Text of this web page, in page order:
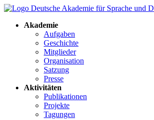
Akademie
Aufgaben
Geschichte
Mitglieder
Organisation
Satzung
Presse
Aktivitäten
Publikationen
Projekte
Tagungen